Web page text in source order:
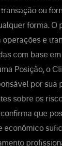
ou
forma. O
operações e
com base
Posição, o
por sua
sobre os
que
econômico